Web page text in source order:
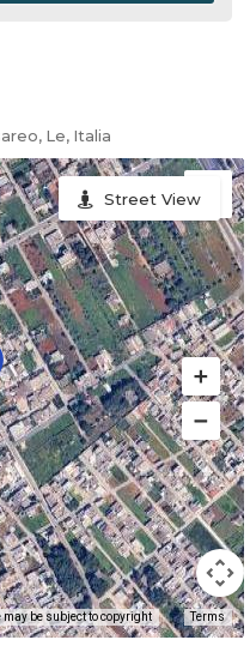
Le, Italia
may be subject to copyright Terms
Street View